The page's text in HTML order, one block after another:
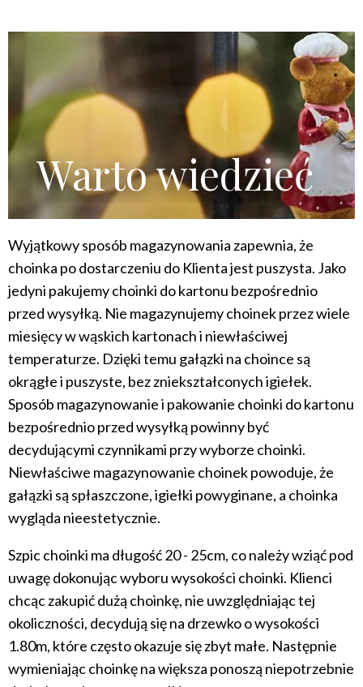
Warto wiedzieć
Wyjątkowy sposób magazynowania zapewnia, że
choinka po dostarczeniu do Klienta jest puszysta. Jako
jedyni pakujemy choinki do kartonu bezpośrednio
przed wysyłką. Nie magazynujemy choinek przez wiele
miesięcy w wąskich kartonach i niewłaściwej
temperaturze. Dzięki temu gałązki na choince są
okrągłe i puszyste, bez zniekształconych igiełek.
Sposób magazynowanie i pakowanie choinki do kartonu
bezpośrednio przed wysyłką powinny być
decydującymi czynnikami przy wyborze choinki.
Niewłaściwe magazynowanie choinek powoduje, że
gałązki są spłaszczone, igiełki powyginane, a choinka
wygląda nieestetycznie.
Szpic choinki ma długość 20 - 25cm, co należy wziąć pod
uwagę dokonując wyboru wysokości choinki. Klienci
chcąc zakupić dużą choinkę, nie uwzględniając tej
okoliczności, decydują się na drzewko o wysokości
1.80m, które często okazuje się zbyt małe. Następnie
wymieniając choinkę na większa ponoszą niepotrzebnie